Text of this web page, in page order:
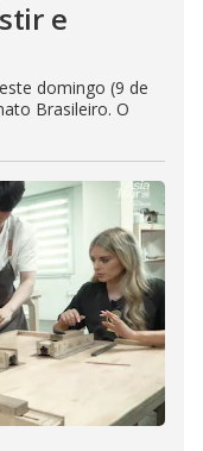
e
domingo (9 de
Brasileiro. O